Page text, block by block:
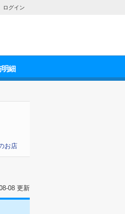
ログイン
明細
お店
08 更新